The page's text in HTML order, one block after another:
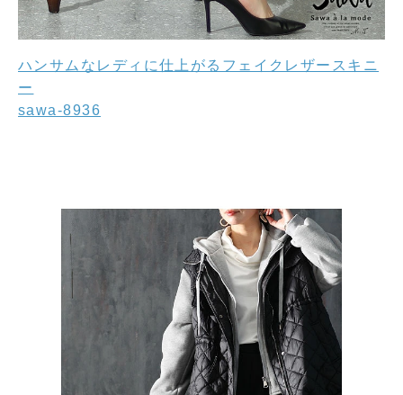
ハンサムなレディに仕上がるフェイクレザースキニ
ー
sawa-8936